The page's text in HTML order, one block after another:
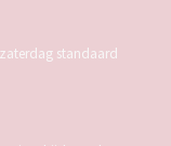
standaard